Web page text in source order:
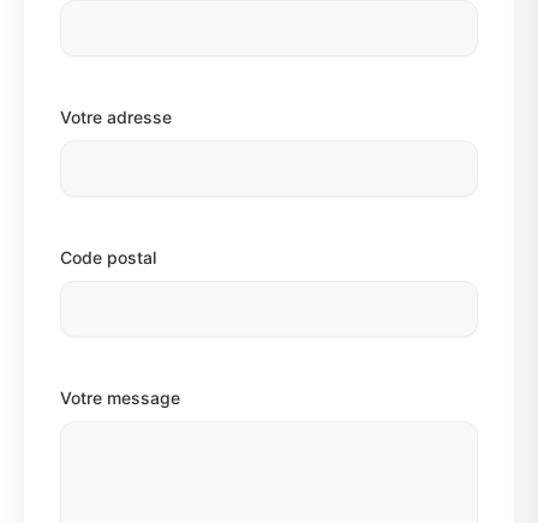
Votre adresse
Code postal
Votre message